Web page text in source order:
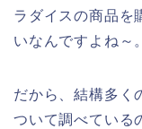
ラダイスの商品を
いなんですよね～。
だから、結構多く
ついて調べている